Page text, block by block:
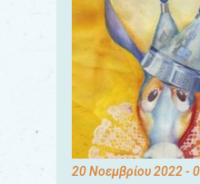
20 Νοεμβρίου 2022-